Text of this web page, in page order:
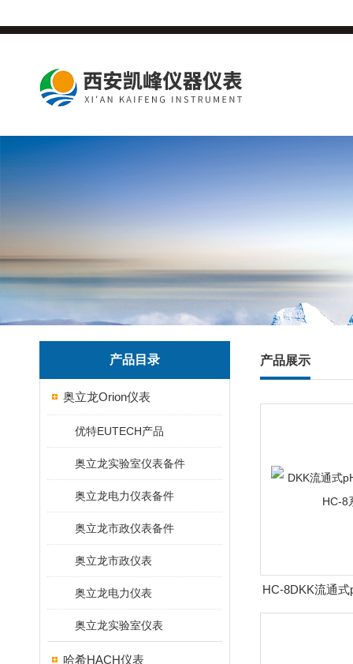
产品目录
奥立龙Orion仪表
优特EUTECH产品
奥立龙实验室仪表备件
奥立龙电力仪表备件
奥立龙市政仪表备件
奥立龙市政仪表
奥立龙电力仪表
奥立龙实验室仪表
哈希HACH仪表
产品展示
HC-8DKK流通
HC-8